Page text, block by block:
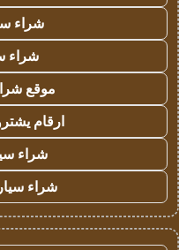
شراء
شراء
موقع
ارقام
شراء
شراء